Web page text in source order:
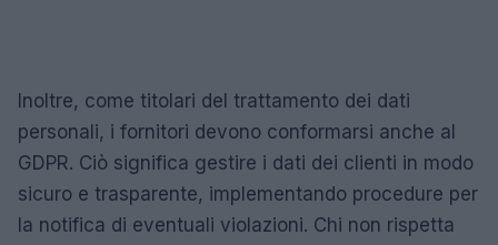
Inoltre, come titolari del trattamento dei dati
personali, i fornitori devono conformarsi anche al
GDPR. Ciò significa gestire i dati dei clienti in modo
sicuro e trasparente, implementando procedure per
la notifica di eventuali violazioni. Chi non rispetta